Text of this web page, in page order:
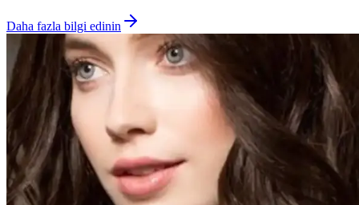
Daha fazla bilgi edinin